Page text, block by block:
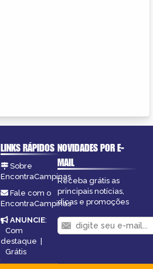
LINKS RÁPIDOS
Sobre
EncontraCampinas
Fale com o
EncontraCampinas
ANUNCIE:
Com
destaque |
Grátis
NOVIDADES POR E-
MAIL
Receba grátis as
principais notícias,
dicas e promoções